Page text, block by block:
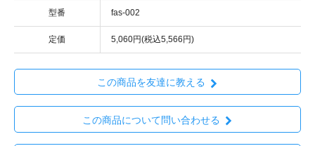
型番 fas-002
定価 5,060円(税込5,566円)
この商品を友達に教える
この商品について問い合わせる